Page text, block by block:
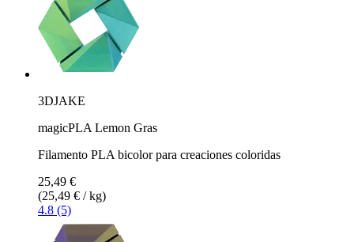
3DJAKE
magicPLA Lemon Gras
Filamento PLA bicolor para creaciones coloridas
25,49 €
(25,49 € / kg)
4.8 (5)